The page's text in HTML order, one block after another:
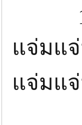
แจ่มแ
แ